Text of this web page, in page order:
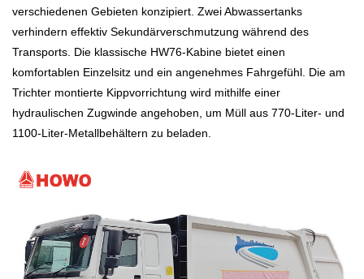
verschiedenen Gebieten konzipiert. Zwei Abwassertanks
verhindern effektiv Sekundärverschmutzung während des
Transports. Die klassische HW76-Kabine bietet einen
komfortablen Einzelsitz und ein angenehmes Fahrgefühl. Die am
Trichter montierte Kippvorrichtung wird mithilfe einer
hydraulischen Zugwinde angehoben, um Müll aus 770-Liter- und
1100-Liter-Metallbehältern zu beladen.